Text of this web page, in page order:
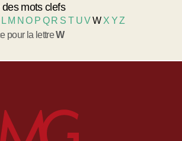
mots clefs
L M NO P Q R S T UVW X YZ
pour la lettreW